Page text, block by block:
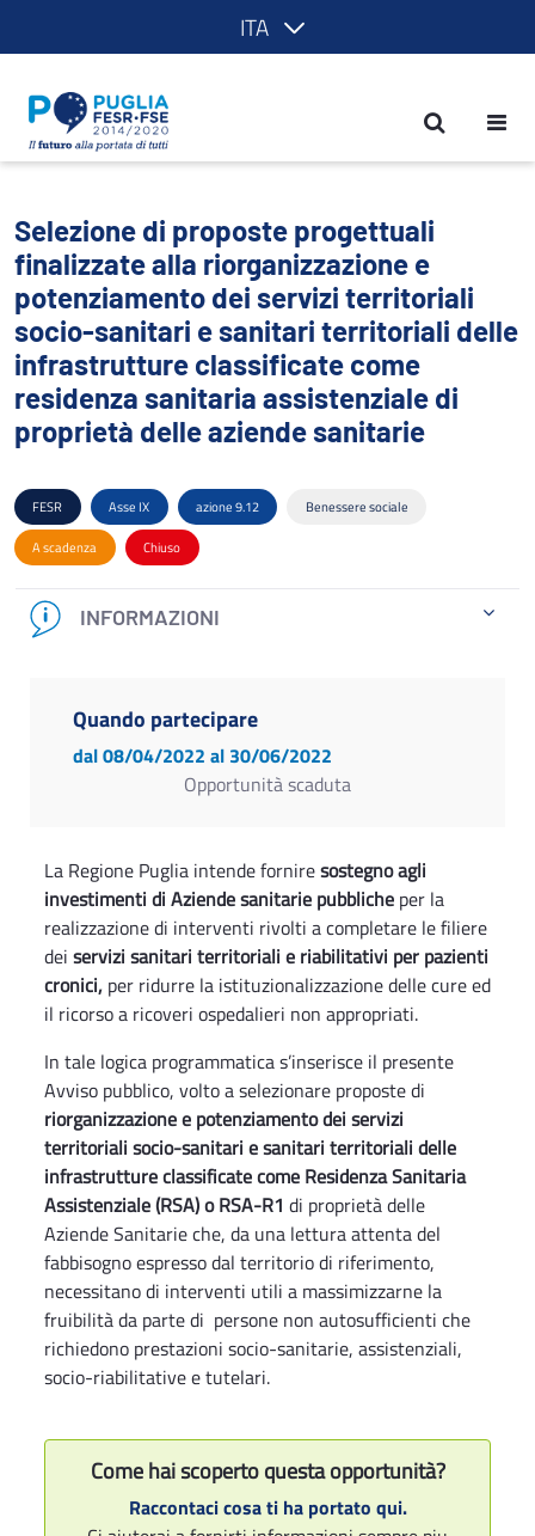
ITA
Selezione di proposte progettuali
Selezione di proposte progettuali
finalizzate alla riorganizzazione e
potenziamento dei servizi territoriali
socio-sanitari e sanitari territoriali delle
infrastrutture classificate come
residenza sanitaria assistenziale di
proprietà delle aziende sanitarie
FESR Asse IX azione 9.12 Benessere sociale
A scadenza Chiuso
INFORMAZIONI
Quando partecipare
dal 08/04/2022 al 30/06/2022
Opportunità scaduta
La Regione Puglia intende forniresostegno agli
investimenti di Aziende sanitarie pubbliche per la
realizzazione di interventi rivolti a completare le filiere
dei servizi sanitari territoriali e riabilitativi per pazienti
cronici, per ridurre la istituzionalizzazione delle cure ed
il ricorso a ricoveri ospedalieri non appropriati.
In tale logica programmatica s’inserisce il presente
Avviso pubblico, volto a selezionare proposte di
riorganizzazione e potenziamento dei servizi
territoriali socio-sanitari e sanitari territoriali delle
infrastrutture classificate come Residenza Sanitaria
Assistenziale (RSA) o RSA-R1 di proprietà delle
Aziende Sanitarie che, da una lettura attenta del
fabbisogno espresso dal territorio di riferimento,
necessitano di interventi utili a massimizzarne la
fruibilità da parte di persone non autosufficienti che
richiedono prestazioni socio-sanitarie, assistenziali,
socio-riabilitative e tutelari.
Come hai scoperto questa opportunità?
Raccontaci cosa ti ha portato qui.